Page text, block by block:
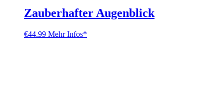
Zauberhafter Augenblick
€44.99 Mehr Infos*